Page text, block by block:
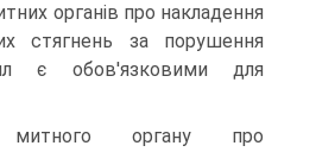
органів про накладення
стягнень за порушення
є обов'язковими для
митного органу про